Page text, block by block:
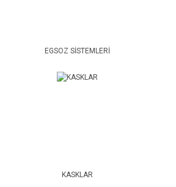
EGSOZ SİSTEMLERİ
KASKLAR